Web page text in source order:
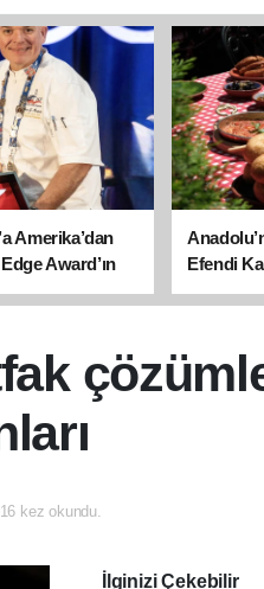
Amerika’dan
Award’ın
Efendi
kez okundu.
İlginizi Çekebilir